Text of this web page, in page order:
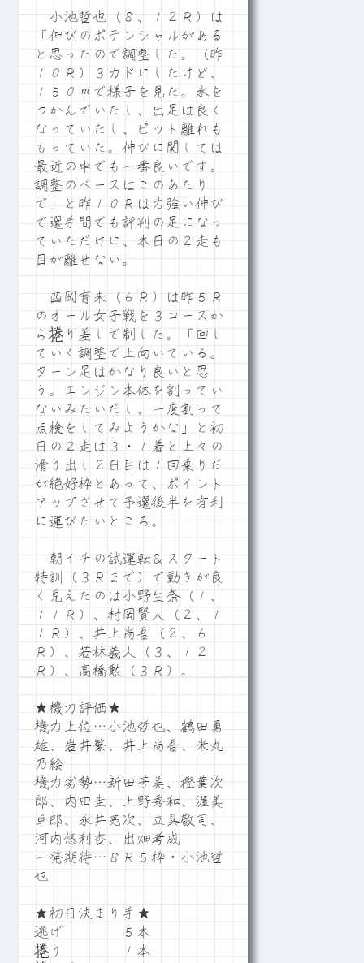
小池哲也（８、１２Ｒ）は
「伸びのポテンシャルがある
と思ったので調整した。（昨
１０Ｒ）３カドにしたけど、
１５０ｍで様子を見た。水を
つかんでいたし、出足は良く
なっていたし、ピット離れも
もっていた。伸びに関しては
最近の中でも一番良いです。
調整のベースはこのあたり
で」と昨１０Ｒは力強い伸び
で選手間でも評判の足になっ
ていただけに、本日の２走も
目が離せない。
西岡育未（６Ｒ）は昨５Ｒ
のオール女子戦を３コースか
ら捲り差しで制した。「回し
ていく調整で上向いている。
ターン足はかなり良いと思
う。エンジン本体を割ってい
ないみたいだし、一度割って
点検をしてみようかな」と初
日の２走は３・１着と上々の
滑り出し２日目は１回乗りだ
が絶好枠とあって、ポイント
アップさせて予選後半を有利
に運びたいところ。
朝イチの試運転＆スタート
特訓（３Ｒまで）で動きが良
く見えたのは小野生奈（１、
１１Ｒ）、村岡賢人（２、１
１Ｒ）、井上尚吾（２、６
Ｒ）、若林義人（３、１２
Ｒ）、高橋勲（３Ｒ）。
★機力評価★
機力上位…小池哲也、鶴田勇
雄、岩井繁、井上尚吾、米丸
乃絵
機力劣勢…新田芳美、樫葉次
郎、内田圭、上野秀和、渥美
卓郎、永井亮次、立具敬司、
河内悠利杏、出畑考成
一発期待…８Ｒ５枠・小池哲
也
★初日決まり手★
逃げ ５本
捲り １本